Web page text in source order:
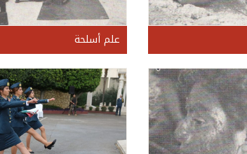
علم أسلحة